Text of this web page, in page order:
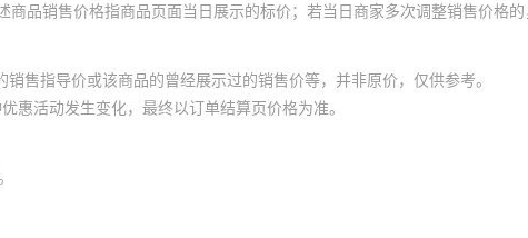
品销售价格指商品页面当日展示的标价；若当日商家多次调整销售价格的
售指导价或该商品的曾经展示过的销售价等，并非原价，仅供参考。
活动发生变化，最终以订单结算页价格为准。